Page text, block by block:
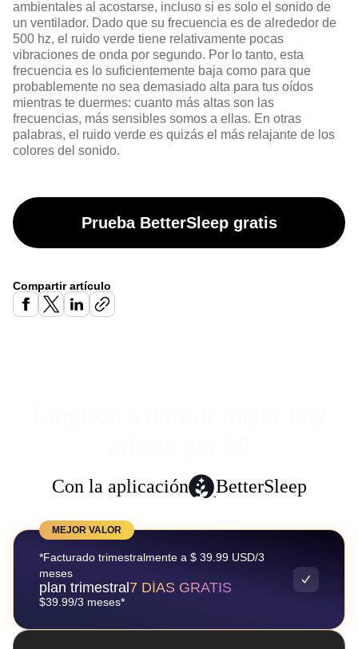
ambientales al acostarse, incluso si es solo el sonido de
un ventilador. Dado que su frecuencia es de alrededor de
500 hz, el ruido verde tiene relativamente pocas
vibraciones de onda por segundo. Por lo tanto, esta
frecuencia es lo suficientemente baja como para que
probablemente no sea demasiado alta para tus oídos
mientras te duermes: cuanto más altas son las
frecuencias, más sensibles somos a ellas. En otras
palabras, el ruido verde es quizás el más relajante de los
colores del sonido.
Prueba BetterSleep gratis
Compartir artículo
Con la aplicación BetterSleep
MEJOR VALOR
*Facturado trimestralmente a $ 39.99 USD/3
meses
plan trimestral 7 DÍAS GRATIS
$39.99/3 meses*